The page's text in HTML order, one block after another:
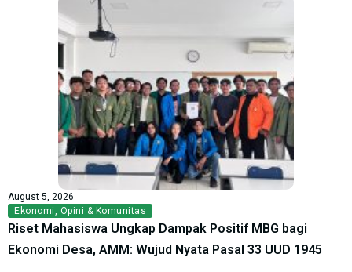
August 5, 2026
Ekonomi
Opini & Komunitas
Riset Mahasiswa Ungkap Dampak Positif MBG bagi
Ekonomi Desa, AMM: Wujud Nyata Pasal 33 UUD 1945